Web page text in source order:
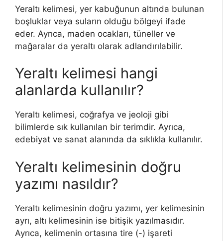
Yeraltı kelimesi, yer kabuğunun altında bulunan
boşluklar veya suların olduğu bölgeyi ifade
eder. Ayrıca, maden ocakları, tüneller ve
mağaralar da yeraltı olarak adlandırılabilir.
Yeraltı kelimesi hangi
alanlarda kullanılır?
Yeraltı kelimesi, coğrafya ve jeoloji gibi
bilimlerde sık kullanılan bir terimdir. Ayrıca,
edebiyat ve sanat alanında da sıklıkla kullanılır.
Yeraltı kelimesinin doğru
yazımı nasıldır?
Yeraltı kelimesinin doğru yazımı, yer kelimesinin
ayrı, altı kelimesinin ise bitişik yazılmasıdır.
Ayrıca, kelimenin ortasına tire (-) işareti